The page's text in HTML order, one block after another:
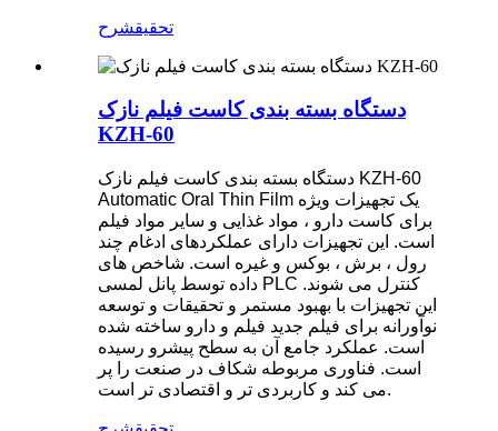
تحقیقشرح
دستگاه بسته بندی کاست فیلم نازک
KZH-60
دستگاه بسته بندی کاست فیلم نازک KZH-60
Automatic Oral Thin Film یک تجهیزات ویژه
برای کاست دارو ، مواد غذایی و سایر مواد فیلم
است. این تجهیزات دارای عملکردهای ادغام چند
رول ، برش ، بوکس و غیره است. شاخص های
داده توسط پانل لمسی PLC کنترل می شوند.
این تجهیزات با بهبود مستمر و تحقیقات و توسعه
نوآورانه برای فیلم جدید فیلم و دارو ساخته شده
است. عملکرد جامع آن به سطح پیشرو رسیده
است. فناوری مربوطه شکاف در صنعت را پر
می کند و کاربردی تر و اقتصادی تر است.